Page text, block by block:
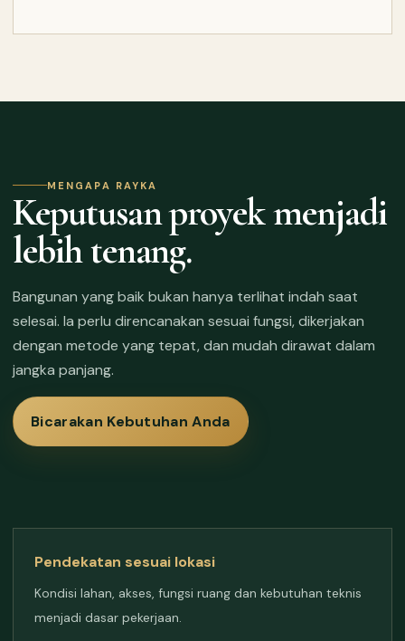
MENGAPA RAYKA
Keputusan proyek menjadi
lebih tenang.
Bangunan yang baik bukan hanya terlihat indah saat
selesai. Ia perlu direncanakan sesuai fungsi, dikerjakan
dengan metode yang tepat, dan mudah dirawat dalam
jangka panjang.
Bicarakan Kebutuhan Anda
Pendekatan sesuai lokasi
Kondisi lahan, akses, fungsi ruang dan kebutuhan teknis
menjadi dasar pekerjaan.